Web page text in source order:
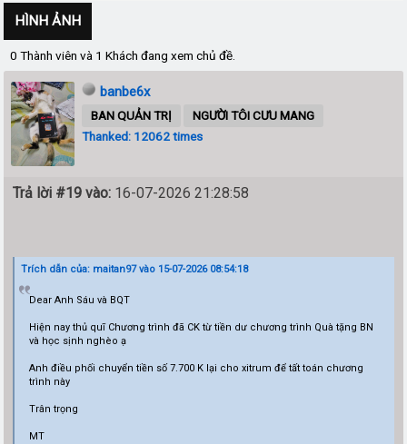
HÌNH ẢNH
0 Thành viên và 1 Khách đang xem chủ đề.
banbe6x
BAN QUẢN TRỊ
NGƯỜI TÔI CƯU MANG
Thanked: 12062 times
Trả lời #19 vào: 16-07-2026 21:28:58
Trích dẫn của: maitan97 vào 15-07-2026 08:54:18
Dear Anh Sáu và BQT
Hiện nay thủ quĩ Chương trình đã CK từ tiền dư chương trình Quà tặng BN
và học sịnh nghèo ạ
Anh điều phối chuyển tiền số 7.700 K lại cho xitrum để tất toán chương
trình này
Trân trọng
MT